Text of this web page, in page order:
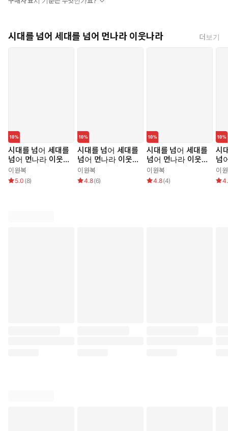
시대를 넘어 세대를 넘어 먼나라 이웃나라 더보기
시대를 넘어 세대를
넘어 먼나라 이웃나
라 1 네덜란드
이원복
5.0 (8)
시대를 넘어 세대를
넘어 먼나라 이웃나
라 2 프랑스
이원복
4.8(6)
시대를 넘어 세대를
넘어 먼나라 이웃나
라 3 도이칠란트
이원복
4.8(4)
시
넘
라
이